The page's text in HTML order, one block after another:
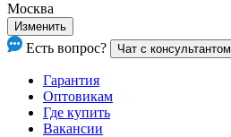
Москва
Изменить
Есть вопрос? Чат с консультантом
Гарантия
Оптовикам
Где купить
Вакансии